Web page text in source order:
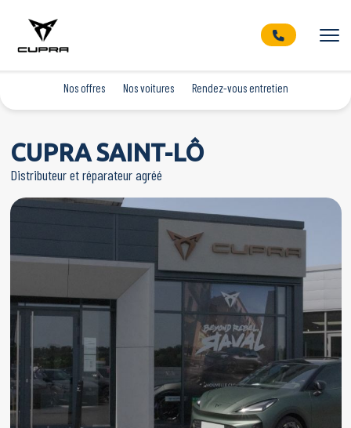
Nos offres Nos voitures Rendez-vous entretien
CUPRA SAINT-LÔ
Distributeur et réparateur agréé